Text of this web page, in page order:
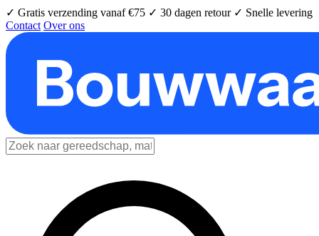
✓ Gratis verzending vanaf €75 ✓ 30 dagen retour ✓ Snelle levering
Contact Over ons